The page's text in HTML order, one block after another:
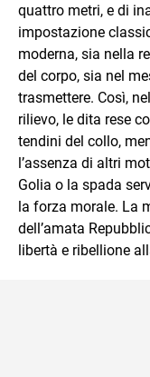
quattro metri, e di
impostazione
moderna, sia nella
del corpo, sia nel
trasmettere. Così,
rilievo, le dita rese
tendini del collo,
l’assenza di altri
Golia o la spada
la forza morale. La
dell’amata
libertà e ribellione